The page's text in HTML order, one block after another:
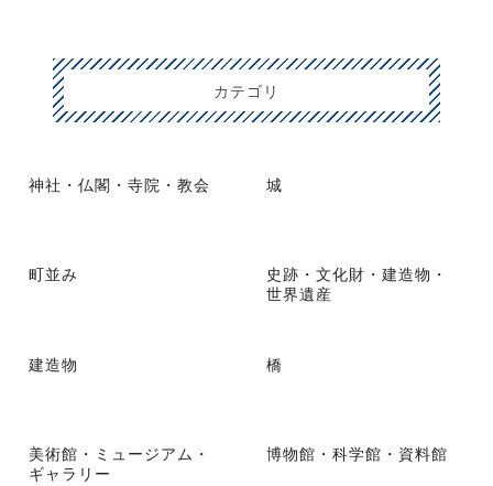
カテゴリ
神社・仏閣・寺院・教会 城
町並み
史跡・文化財・建造物・
世界遺産
建造物 橋
美術館・ミュージアム・
ギャラリー
博物館・科学館・資料館